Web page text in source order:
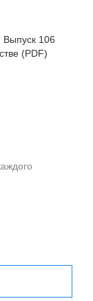
Выпуск 106
(PDF)